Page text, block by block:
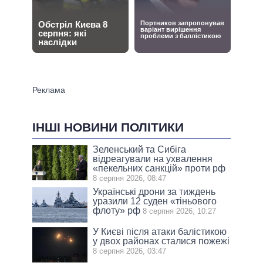
ІНШІ НОВИНИ ПОЛІТИКИ
Зеленський та Сибіга
відреагували на ухвалення
«пекельних санкцій» проти рф
8 серпня 2026, 08:47
Українські дрони за тиждень
уразили 12 суден «тіньового
флоту» рф 8 серпня 2026, 10:27
У Києві після атаки балістикою
у двох районах сталися пожежі
8 серпня 2026, 03:47